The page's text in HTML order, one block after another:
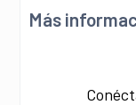
Más